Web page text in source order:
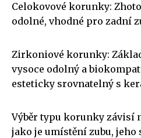
Celokovové korunky:
odolné, vhodné pro zadní
Zirkoniové korunky:
vysoce odolný a
esteticky srovnatelný s
Výběr typu korunky závisí
jako je umístění zubu, jeho